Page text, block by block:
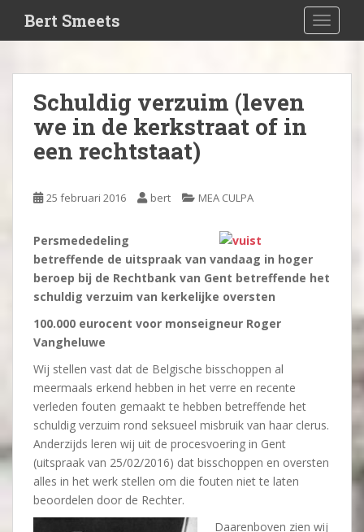
i
Bert Smeets
Schuldig verzuim (leven
we in de kerkstraat of in
een rechtstaat)
25 februari 2016 bert MEA CULPA
Persmededeling
betreffende de uitspraak van vandaag in hoger
beroep bij de Rechtbank van Gent betreffende het
schuldig verzuim van kerkelijke oversten
100.000 eurocent voor monseigneur Roger
Vangheluwe
Wij stellen vast dat de Belgische bisschoppen al
meermaals erkend hebben in het verre en recente
verleden fouten gemaakt te hebben betreffende het
schuldig verzuim rond seksueel misbruik van haar clerus.
Anderzijds leren wij uit de procesvoering in Gent
(uitspraak van 25/02/2016) dat bisschoppen en oversten
alles in het werk stellen om die fouten niet te laten
beoordelen door de Rechter.
Daarenboven zien wij